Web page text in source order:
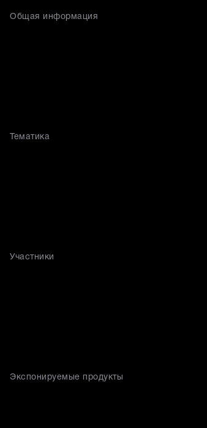
Общая информация
Тематика
Участники
Экспонируемые продукты